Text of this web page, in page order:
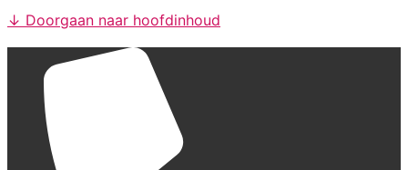
↓ Doorgaan naar hoofdinhoud